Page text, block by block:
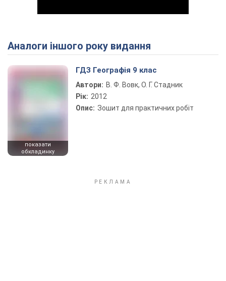
Play Video
Аналоги іншого року видання
показати
обкладинку
ГДЗ Географія 9 клас
Автори: В. Ф. Вовк, О. Г. Стадник
Рік: 2012
Опис: Зошит для практичних робіт